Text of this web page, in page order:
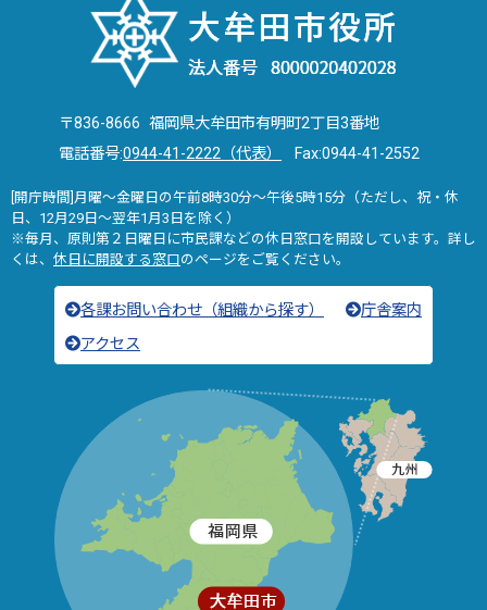
〒836-8666 福岡県大牟田市有明町2丁目3番地
電話番号:0944-41-2222（代表） Fax:0944-41-2552
[開庁時間]月曜～金曜日の午前8時30分～午後5時15分（ただし、祝・休
日、12月29日～翌年1月3日を除く）
※毎月、原則第２日曜日に市民課などの休日窓口を開設しています。詳し
くは、 休日に開設する窓口のページをご覧ください。
各課お問い合わせ（組織から探す）
庁舎案内
アクセス